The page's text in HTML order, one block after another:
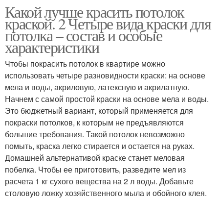
Какой лучше красить потолок
краской. 2 Четыре вида краски для
потолка – состав и особые
характеристики
Чтобы покрасить потолок в квартире можно
использовать четыре разновидности краски: на основе
мела и воды, акриловую, латексную и акрилатную.
Начнем с самой простой краски на основе мела и воды.
Это бюджетный вариант, который применяется для
покраски потолков, к которым не предъявляются
большие требования. Такой потолок невозможно
помыть, краска легко стирается и остается на руках.
Домашней альтернативой краске станет меловая
побелка. Чтобы ее приготовить, разведите мел из
расчета 1 кг сухого вещества на 2 л воды. Добавьте
столовую ложку хозяйственного мыла и обойного клея.